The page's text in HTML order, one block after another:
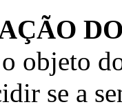
objeto
se a